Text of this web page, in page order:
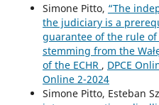
Simone Pitto, “The
the judiciary is a
guarantee of the rule
stemming from the
of the ECHR , DPCE
Online 2-2024
Simone Pitto, Esteban